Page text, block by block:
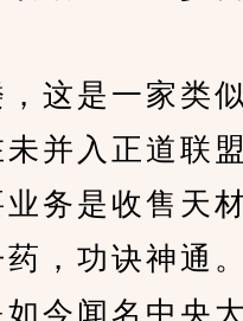
是一家类
并入正道联
务是收售天
，功诀神通。
闻名中央大